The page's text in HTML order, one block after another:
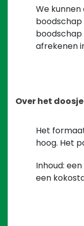
We
boodschap
boodschap
afrekenen
Over het doosje
Het formaat
hoog. Het
Inhoud:
een